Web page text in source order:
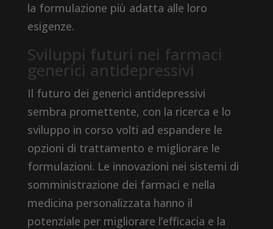
la formulazione più adatta alle loro
esigenze.
Sviluppi futuri nei farmaci
generici antidepressivi
Il futuro dei generici antidepressivi
sembra promettente, con la ricerca e lo
sviluppo in corso volti ad espandere le
opzioni di trattamento e migliorare le
formulazioni. Le innovazioni nei sistemi di
somministrazione dei farmaci e nella
medicina personalizzata hanno il
potenziale per migliorare l’efficacia e la